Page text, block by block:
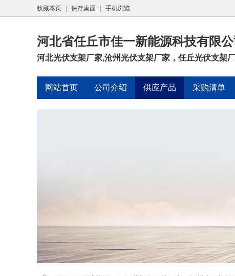
收藏本页 保存桌面 手机浏览
河北省任丘市佳一新能源科技有限公
河北光伏支架厂家,沧州光伏支架厂家，任丘光伏支架
网站首页 公司介绍 供应产品 采购清单